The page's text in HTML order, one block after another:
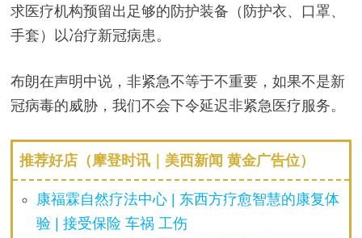
求医疗机构预留出足够的防护装备（防护衣、口罩、
手套）以冶疗新冠病患。
布朗在声明中说，非紧急不等于不重要，如果不是新
冠病毒的威胁，我们不会下令延迟非紧急医疗服务。
推荐好店（摩登时讯｜美西新闻 黄金广告位）
康福霖自然疗法中心 | 东西方疗愈智慧的康复体
验 | 接受保险 车祸 工伤